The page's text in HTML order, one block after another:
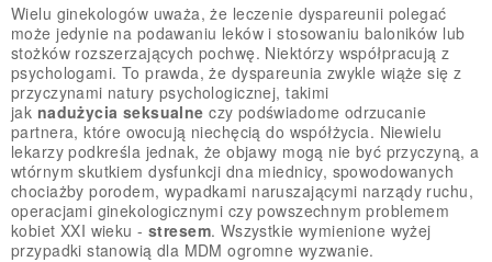
Wielu ginekologów uważa, że leczenie dyspareunii polegać
może jedynie na podawaniu leków i stosowaniu baloników lub
stożków rozszerzających pochwę. Niektórzy współpracują z
psychologami. To prawda, że dyspareunia zwykle wiąże się z
przyczynami natury psychologicznej, takimi
jak nadużycia seksualne czy podświadome odrzucanie
partnera, które owocują niechęcią do współżycia. Niewielu
lekarzy podkreśla jednak, że objawy mogą nie być przyczyną, a
wtórnym skutkiem dysfunkcji dna miednicy, spowodowanych
chociażby porodem, wypadkami naruszającymi narządy ruchu,
operacjami ginekologicznymi czy powszechnym problemem
kobiet XXI wieku - stresem. Wszystkie wymienione wyżej
przypadki stanowią dla MDM ogromne wyzwanie.